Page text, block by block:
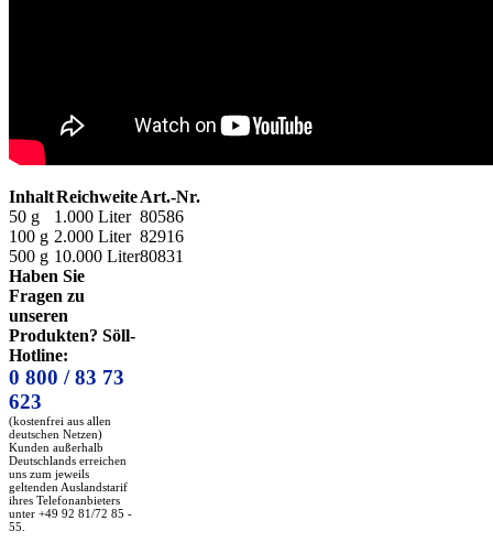
InhaltReichweiteArt.-Nr.
50 g
1.000 Liter 80586
100 g 2.000 Liter 82916
500 g 10.000 Liter80831
Haben Sie
Fragen zu
unseren
Produkten? Söll-
Hotline:
0 800 / 83 73
623
(kostenfrei aus allen
deutschen Netzen)
Kunden außerhalb
Deutschlands erreichen
uns zum jeweils
geltenden Auslandstarif
ihres Telefonanbieters
unter +49 92 81/72 85 -
55.